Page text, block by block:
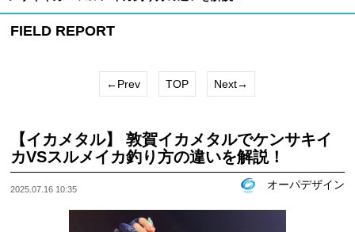
FIELD REPORT
←Prev TOP Next→
【イカメタル】 敦賀イカメタルでケンサキイ
カVSスルメイカ釣り方の違いを解説！
2025.07.16 10:35 オーパデザイン